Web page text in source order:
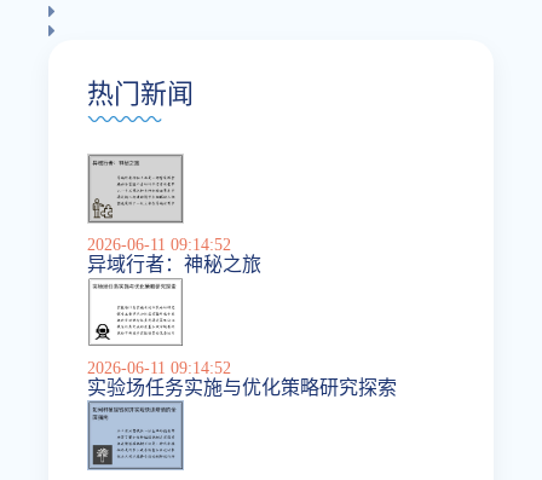
热门新闻
2026-06-11 09:14:52
异域行者：神秘之旅
2026-06-11 09:14:52
实验场任务实施与优化策略研究探索